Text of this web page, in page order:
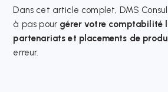
Dans cet article complet, DMS
à pas pour gérer votre comptabilité
partenariats et placements de
erreur.